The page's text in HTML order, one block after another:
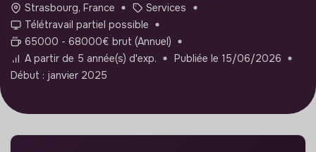
Strasbourg, France
Services
Télétravail partiel possible
65000 - 68000€ brut (Annuel)
A partir de 5 année(s) d'exp.
Publiée le 15/06/2026
Début : janvier 2025